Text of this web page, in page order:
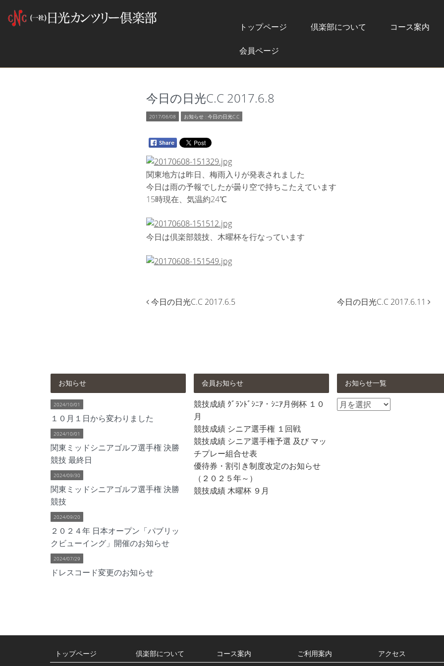
トップページ 倶楽部について コース案内
会員ページ
今日の日光C.C 2017.6.8
2017/06/08 お知らせ: 今日の日光C.C
関東地方は昨日、梅雨入りが発表されました
今日は雨の予報でしたが曇り空で持ちこたえています
15時現在、気温約24℃
今日は倶楽部競技、木曜杯を行なっています
今日の日光C.C 2017.6.5 今日の日光C.C 2017.6.11
お知らせ
2024/10/01
１０月１日から変わりました
2024/10/01
関東ミッドシニアゴルフ選手権 決勝
競技 最終日
2024/09/30
関東ミッドシニアゴルフ選手権 決勝
競技
2024/09/20
２０２４年 日本オープン「パブリッ
クビューイング」開催のお知らせ
2024/07/29
ドレスコード変更のお知らせ
会員お知らせ
競技成績 ｸﾞﾗﾝﾄﾞｼﾆｱ・ｼﾆｱ月例杯 １０
月
競技成績 シニア選手権 １回戦
競技成績 シニア選手権予選 及び マッ
チプレー組合せ表
優待券・割引き制度改定のお知らせ
（２０２５年～）
競技成績 木曜杯 ９月
お知らせ一覧
お
トップページ 倶楽部について コース案内 ご利用案内 アクセス